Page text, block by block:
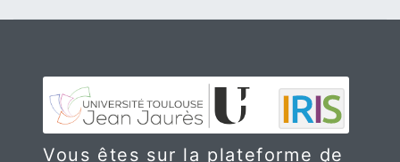
Vous êtes sur la plateforme de